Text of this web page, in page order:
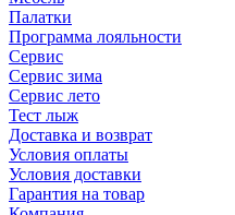
Палатки
Программа лояльности
Сервис
Сервис зима
Сервис лето
Тест лыж
Доставка и возврат
Условия оплаты
Условия доставки
Гарантия на товар